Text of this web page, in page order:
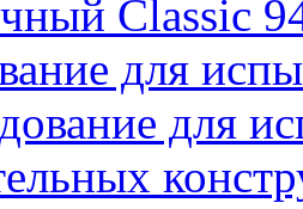
Classic
для
для